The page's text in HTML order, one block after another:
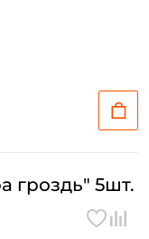
гроздь" 5шт.